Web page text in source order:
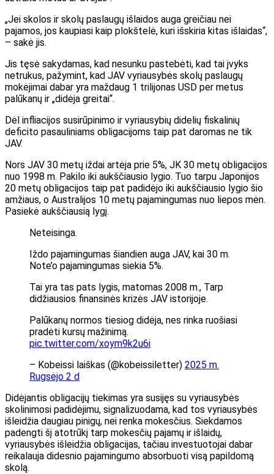
„Jei skolos ir skolų paslaugų išlaidos auga greičiau nei
pajamos, jos kaupiasi kaip plokštelė, kuri išskiria kitas išlaidas“,
– sakė jis.
Jis tęsė sakydamas, kad nesunku pastebėti, kad tai įvyks
netrukus, pažymint, kad JAV vyriausybės skolų paslaugų
mokėjimai dabar yra maždaug 1 trilijonas USD per metus
palūkanų ir „didėja greitai“.
Dėl infliacijos susirūpinimo ir vyriausybių didelių fiskalinių
deficito pasauliniams obligacijoms taip pat daromas ne tik
JAV.
Nors JAV 30 metų iždai artėja prie 5%, JK 30 metų obligacijos
nuo 1998 m. Pakilo iki aukščiausio lygio. Tuo tarpu Japonijos
20 metų obligacijos taip pat padidėjo iki aukščiausio lygio šio
amžiaus, o Australijos 10 metų pajamingumas nuo liepos mėn.
Pasiekė aukščiausią lygį.
Neteisinga.
Iždo pajamingumas šiandien auga JAV, kai 30 m.
Note’o pajamingumas siekia 5%.
Tai yra tas pats lygis, matomas 2008 m., Tarp
didžiausios finansinės krizės JAV istorijoje.
Palūkanų normos tiesiog didėja, nes rinka ruošiasi
pradėti kursų mažinimą.
pic.twitter.com/xoym9k2u6i
– Kobeissi laiškas (@kobeissiletter) 2025 m.
Rugsėjo 2 d
Didėjantis obligacijų tiekimas yra susijęs su vyriausybės
skolinimosi padidėjimu, signalizuodama, kad tos vyriausybės
išleidžia daugiau pinigų, nei renka mokesčius. Siekdamos
padengti šį atotrūkį tarp mokesčių pajamų ir išlaidų,
vyriausybės išleidžia obligacijas, tačiau investuotojai dabar
reikalauja didesnio pajamingumo absorbuoti visą papildomą
skolą.